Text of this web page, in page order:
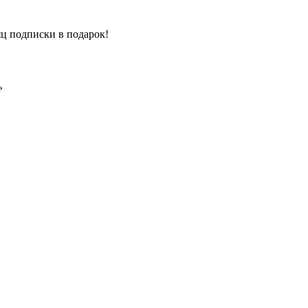
подписки в подарок!